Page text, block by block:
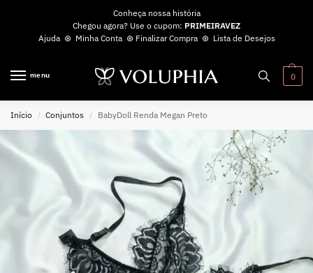
Conheça nossa história
Chegou agora? Use o cupom: PRIMEIRAVEZ
Ajuda⊛ Minha Conta⊛ Finalizar Compra⊛ Lista de Desejos
menu 0
Início / Conjuntos / BabyDoll Renda Megan Preto